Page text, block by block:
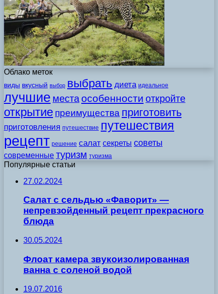
Облако меток
виды вкусный выбор выбрать диета идеальное
лучшие места особенности откройте
открытие преимущества приготовить
приготовления путешествие путешествия
рецепт решение салат секреты советы
современные туризм туризма
Популярные статьи
27.02.2024
Салат с сельдью «Фаворит» —
непревзойденный рецепт прекрасного
блюда
30.05.2024
Флоат камера звукоизолированная
ванна с соленой водой
19.07.2016